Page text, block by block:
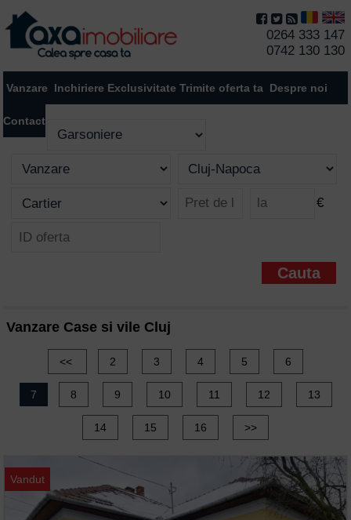
0264 333 147
0742 130 130
Vanzare Inchiriere Exclusivitate Trimite oferta ta Despre noi
Contact
€
Vanzare Case si vile Cluj
<< 2 3 4 5 6
7 8 9 10 11 12 13
14 15 16 >>
Vandut